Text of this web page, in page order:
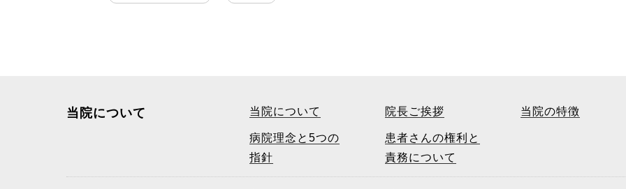
当院について 当院について 院長ご挨拶 当院の特徴
病院理念と5つの
指針
患者さんの権利と
責務について